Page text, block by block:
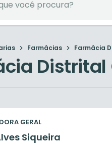
Farmácias Farmácia
GERAL
Siqueira